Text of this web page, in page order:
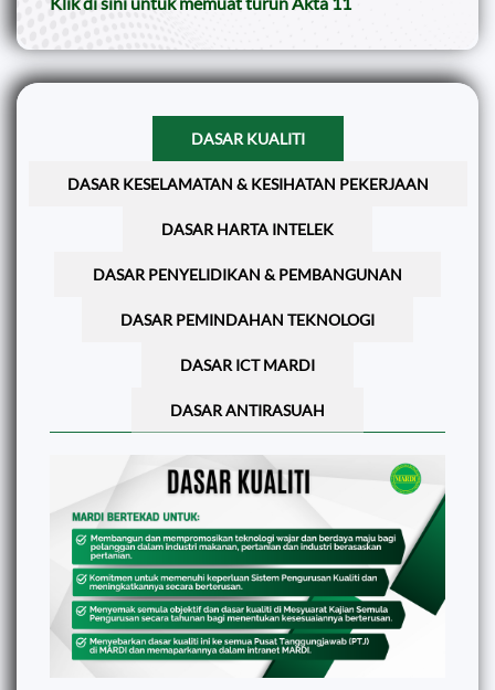
DASAR KUALITI
DASAR KESELAMATAN & KESIHATAN PEKERJAAN
DASAR HARTA INTELEK
DASAR PENYELIDIKAN & PEMBANGUNAN
DASAR PEMINDAHAN TEKNOLOGI
DASAR ICT MARDI
DASAR ANTIRASUAH